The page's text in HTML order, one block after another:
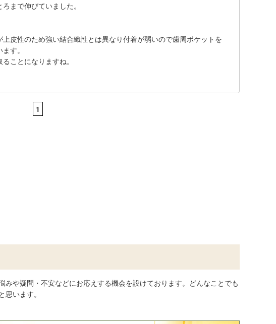
まで伸びていました。
皮性のため強い結合織性とは異なり付着が弱いので歯周ポケットを
す。
ことになりますね。
1
や疑問・不安などにお応えする機会を設けております。どんなことでも
います。